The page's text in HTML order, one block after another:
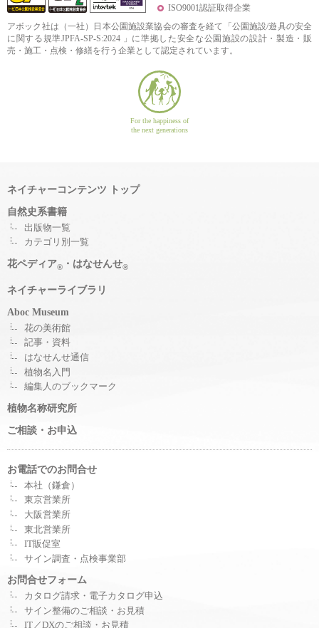
ISO9001認証取得企業
アボック社は（一社）日本公園施設業協会の審査を経て「公園施設/遊具の安全
に関する規準JPFA-SP-S:2024 」に準拠した安全な公園施設の設計・製造・販
売・施工・点検・修繕を行う企業として認定されています。
For the happiness of
the next generations
ネイチャーコンテンツ トップ
自然史系書籍
出版物一覧
カテゴリ別一覧
花ペディア® ・はなせんせ®
ネイチャーライブラリ
Aboc Museum
花の美術館
記事・資料
はなせんせ通信
植物名入門
編集人のブックマーク
植物名称研究所
ご相談・お申込
お電話でのお問合せ
本社（鎌倉）
東京営業所
大阪営業所
東北営業所
IT販促室
サイン調査・点検事業部
お問合せフォーム
カタログ請求・電子カタログ申込
サイン整備のご相談・お見積
IT／DXのご相談・お見積